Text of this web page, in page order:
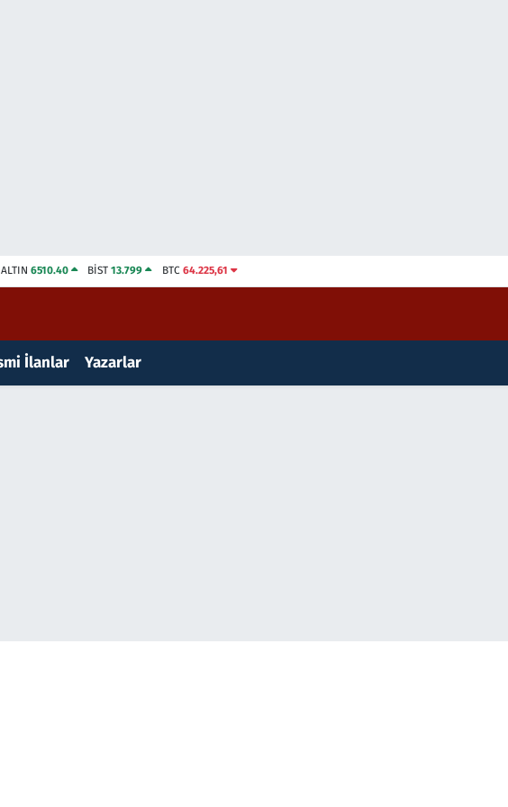
ALTIN 6510.40 BİST13.799 BTC 64.225,61
İlanlar Yazarlar